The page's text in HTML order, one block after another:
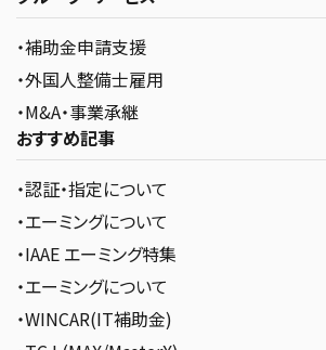
・補助金申請支援
・外国人整備士雇用
・M&A・事業承継
おすすめ記事
・認証・指定について
・エーミングについて
・IAAE エーミング特集
・エーミングについて
・WINCAR(IT補助金)